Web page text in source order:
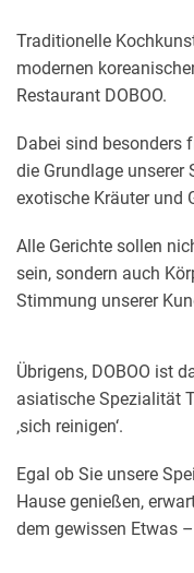
Traditionelle
modernen
Restaurant DOBOO.
Dabei sind besonders
die Grundlage unserer
exotische Kräuter und
Alle Gerichte sollen
sein, sondern auch
Stimmung unserer
Übrigens, DOBOO ist
asiatische Spezialität
‚sich reinigen‘.
Egal ob Sie unsere
Hause genießen,
dem gewissen Etwas